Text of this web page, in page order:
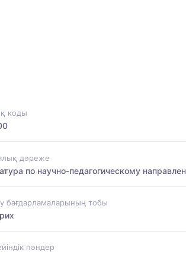
коды
дәреже
по научно-педагогическому
бағдарламаларының тобы
пәндер